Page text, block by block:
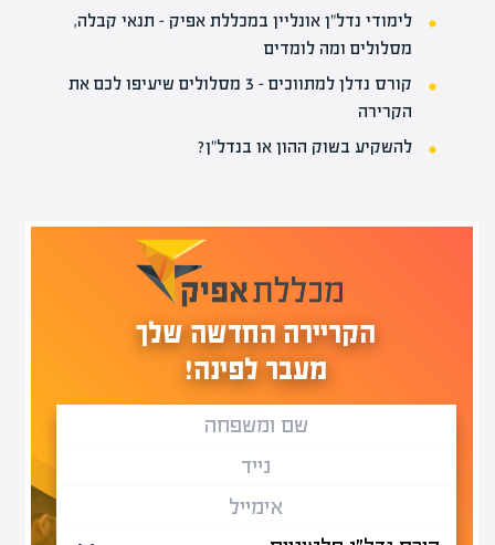
לימודי נדל"ן אונליין במכללת אפיק – תנאי קבלה,
מסלולים ומה לומדים
קורס נדלן למתווכים – 3 מסלולים שיעיפו לכם את
הקרירה
להשקיע בשוק ההון או בנדל"ן?
הקריירה החדשה שלך
מעבר לפינה!